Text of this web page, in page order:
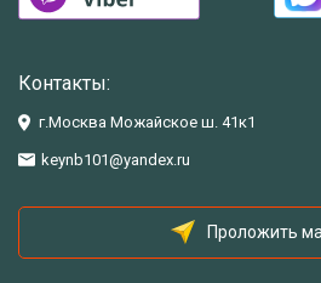
Контакты:
г.Москва Можайское ш. 41к1
keynb101@yandex.ru
Проложить